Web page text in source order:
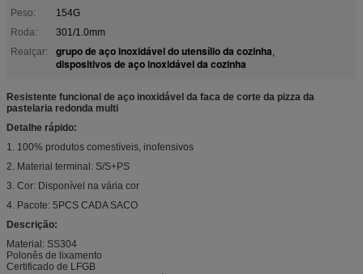
Peso:
154G
Roda:
301/1.0mm
Realçar:
grupo de aço inoxidável do utensílio da cozinha,
dispositivos de aço inoxidável da cozinha
Resistente funcional de aço inoxidável da faca de corte da pizza da
pastelaria redonda multi
Detalhe rápido:
1. 100% produtos comestíveis, inofensivos
2. Material terminal: S/S+PS
3. Cor: Disponível na vária cor
4. Pacote: 5PCS CADA SACO
Descrição:
Material: SS304
Polonês de lixamento
Certificado de LFGB